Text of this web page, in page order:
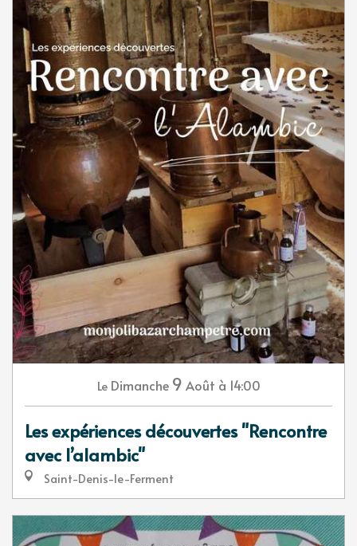
Le Dimanche 9 Août à 14:00
Les expériences découvertes "Rencontre
avec l’alambic"
Saint-Denis-le-Ferment